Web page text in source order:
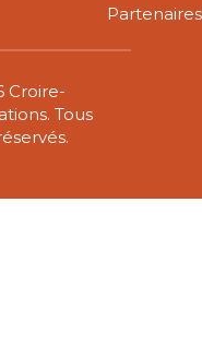
Partenaires
Croire-
Tous